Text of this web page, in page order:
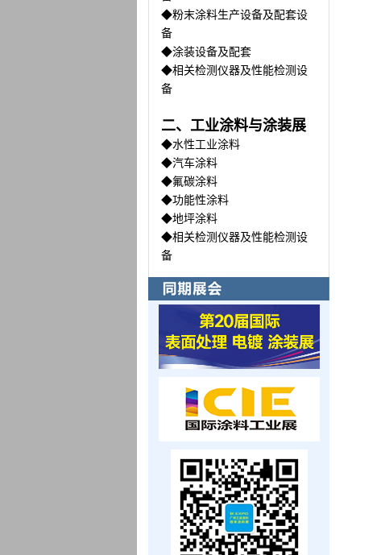
◆粉末涂料生产设备及配套设
备
◆涂装设备及配套
◆相关检测仪器及性能检测设
备
二、工业涂料与涂装展
◆水性工业涂料
◆汽车涂料
◆氟碳涂料
◆功能性涂料
◆地坪涂料
◆相关检测仪器及性能检测设
备